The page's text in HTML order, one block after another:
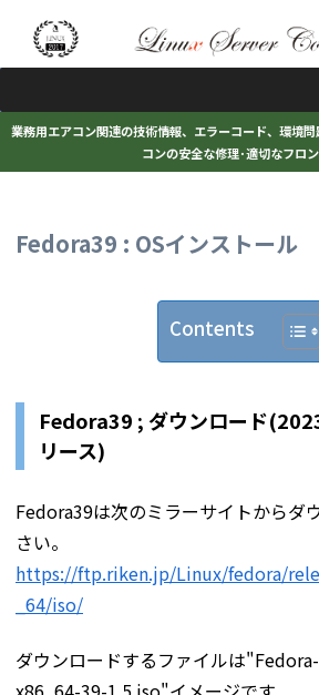
業務用エアコン関連の技術情報、エラーコード、環境
コンの安全な修理･適切なフロン
Fedora39 : OSインストール
Contents
Fedora39 ; ダウンロード
リース)
Fedora39は次のミラーサイトからダ
さい。
https://ftp.riken.jp/Linux/fedora/
_64/iso/
ダウンロードするファイルは